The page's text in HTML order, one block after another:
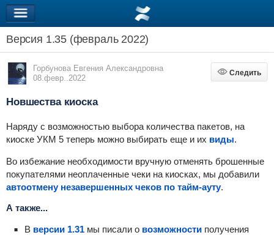
Версия 1.35 (февраль 2022)
Горбунова Евгения Александровна
08.февр..2022
Следить
Следить
Новшества киоска
Наряду с возможностью выбора количества пакетов, на
киоске УКМ 5 теперь можно выбирать еще и их виды.
Во избежание необходимости вручную отменять брошенные
покупателями неоплаченные чеки на киосках, мы добавили
автоотмену незавершенных чеков по тайм-ауту.
А также...
В версии 1.31мы писали о возможностиполучения